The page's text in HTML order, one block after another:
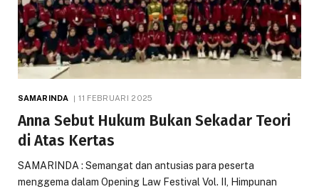
SAMARINDA 11 FEBRUARI 2025
Anna Sebut Hukum Bukan Sekadar Teori
di Atas Kertas
SAMARINDA : Semangat dan antusias para peserta
menggema dalam Opening Law Festival Vol. II, Himpunan